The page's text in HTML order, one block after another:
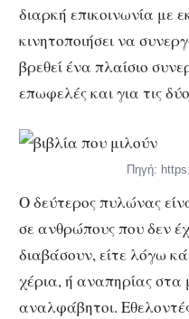
διαρκή επικοινωνία με
κινητοποιήσει να
βρεθεί ένα πλαίσιο
επωφελές και για τις
Πηγή:
Ο δεύτερος πυλώνας
σε ανθρώπους που δεν
διαβάσουν, είτε λόγω
χέρια, ή αναπηρίας στα
αναλφάβητοι.